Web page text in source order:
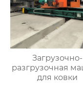
Загрузочно-
разгрузочная
для ковки